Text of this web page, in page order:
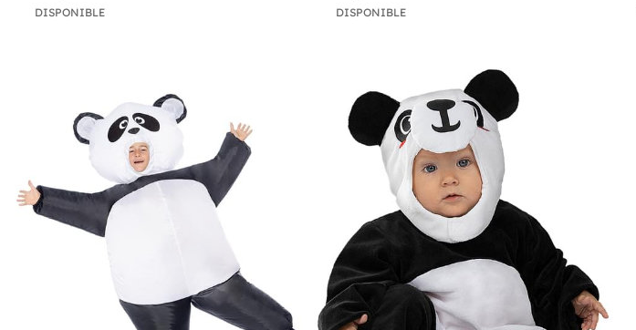
DISPONIBLE DISPONIBLE